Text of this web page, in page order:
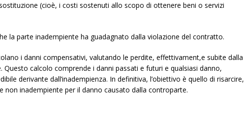
(cioè, i costi sostenuti allo scopo di ottenere beni o servizi
la parte inadempiente ha guadagnato dalla violazione del contratto.
i danni compensativi, valutando le perdite, effettivament,e subite dalla
Questo calcolo comprende i danni passati e futuri e qualsiasi danno,
derivante dall’inadempienza. In definitiva, l’obiettivo è quello di risarcire,
non inadempiente per il danno causato dalla controparte.